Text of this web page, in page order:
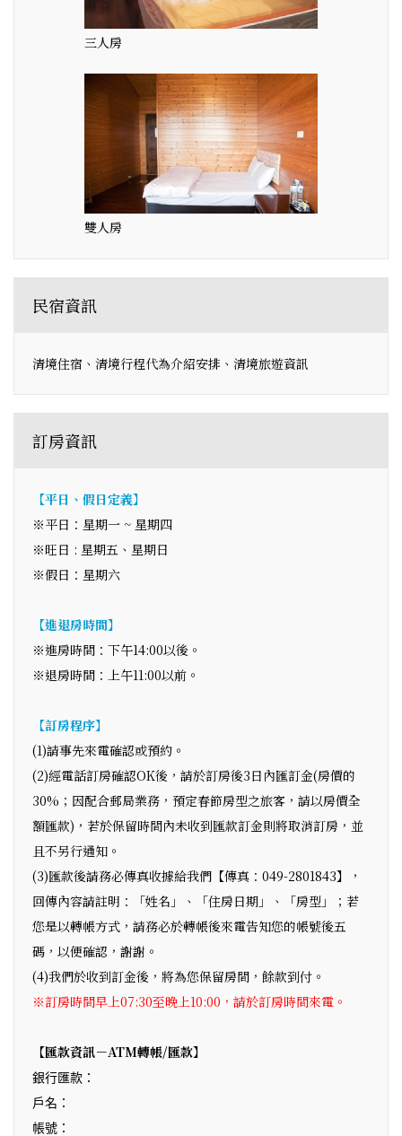
三人房
雙人房
民宿資訊
清境住宿、清境行程代為介紹安排、清境旅遊資訊
訂房資訊
【平日、假日定義】
※平日：星期一 ~ 星期四
※旺日 : 星期五、星期日
※假日：星期六
【進退房時間】
※進房時間：下午14:00以後。
※退房時間：上午11:00以前。
【訂房程序】
(1)請事先來電確認或預約。
(2)經電話訂房確認OK後，請於訂房後3日內匯訂金(房價的
30%；因配合郵局業務，預定春節房型之旅客，請以房價全
額匯款)，若於保留時間內未收到匯款訂金則將取消訂房，並
且不另行通知。
(3)匯款後請務必傳真收據給我們【傳真：049-2801843】，
回傳內容請註明：「姓名」、「住房日期」、「房型」；若
您是以轉帳方式，請務必於轉帳後來電告知您的帳號後五
碼，以便確認，謝謝。
(4)我們於收到訂金後，將為您保留房間，餘款到付。
※訂房時間早上07:30至晚上10:00，請於訂房時間來電。
【匯款資訊－ATM轉帳/匯款】
銀行匯款：
戶名 ：
帳號 ：